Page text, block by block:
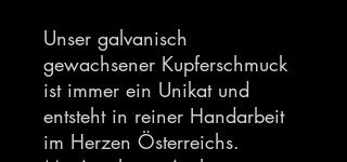
Unser galvanisch
gewachsener Kupferschmuck
ist immer ein Unikat und
entsteht in reiner Handarbeit
im Herzen Österreichs.